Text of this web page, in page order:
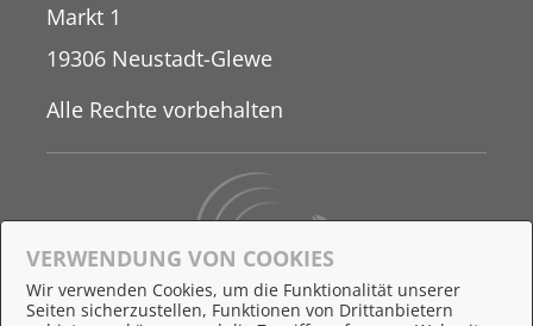
Behördennummer 115
Markt 1
19306 Neustadt-Glewe
Alle Rechte vorbehalten
VERWENDUNG VON COOKIES
Wir verwenden Cookies, um die Funktionalität unserer
Seiten sicherzustellen, Funktionen von Drittanbietern